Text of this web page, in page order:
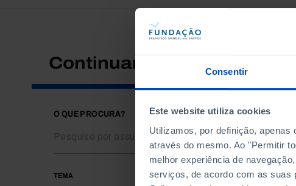
Consentir
Este website utiliza cookies
Utilizamos, por definição, apenas
através do mesmo. Ao "Permitir
melhor experiência de
serviços, de acordo com as suas
Continuar a pesquisar
O QUE PROCURA?
TEMA